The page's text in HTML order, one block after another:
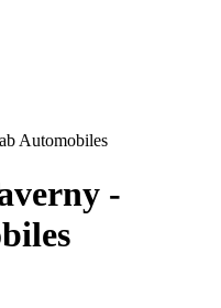
Automobiles
-